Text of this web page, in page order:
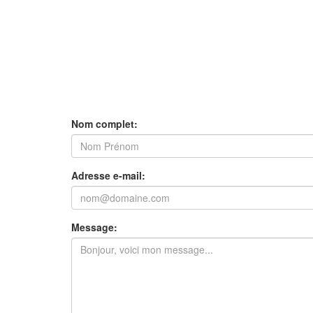
Nom complet:
Adresse e-mail:
Message: